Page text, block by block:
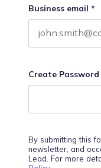
Business email *
Create Password
By submitting this
newsletter, and
Lead. For more